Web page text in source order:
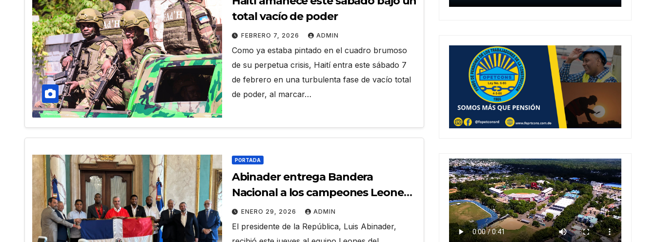
total vacío de poder
FEBRERO 7, 2026 ADMIN
Como ya estaba pintado en el cuadro brumoso
de su perpetua crisis, Haití entra este sábado 7
de febrero en una turbulenta fase de vacío total
de poder, al marcar…
PORTADA
Abinader entrega Bandera
Nacional a los campeones Leones
del Escogido para ir a la SC
ENERO 29, 2026 ADMIN
El presidente de la República, Luis Abinader,